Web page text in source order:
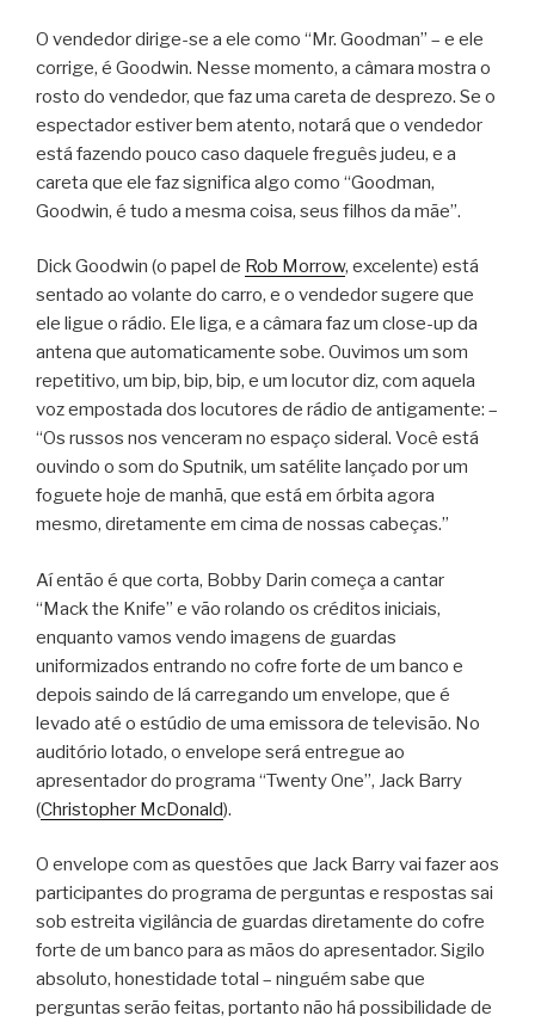
O vendedor dirige-se a ele como “Mr. Goodman” – e ele
corrige, é Goodwin. Nesse momento, a câmara mostra o
rosto do vendedor, que faz uma careta de desprezo. Se o
espectador estiver bem atento, notará que o vendedor
está fazendo pouco caso daquele freguês judeu, e a
careta que ele faz significa algo como “Goodman,
Goodwin, é tudo a mesma coisa, seus filhos da mãe”.
Dick Goodwin (o papel de Rob Morrow, excelente) está
sentado ao volante do carro, e o vendedor sugere que
ele ligue o rádio. Ele liga, e a câmara faz um close-up da
antena que automaticamente sobe. Ouvimos um som
repetitivo, um bip, bip, bip, e um locutor diz, com aquela
voz empostada dos locutores de rádio de antigamente: –
“Os russos nos venceram no espaço sideral. Você está
ouvindo o som do Sputnik, um satélite lançado por um
foguete hoje de manhã, que está em órbita agora
mesmo, diretamente em cima de nossas cabeças.”
Aí então é que corta, Bobby Darin começa a cantar
“Mack the Knife” e vão rolando os créditos iniciais,
enquanto vamos vendo imagens de guardas
uniformizados entrando no cofre forte de um banco e
depois saindo de lá carregando um envelope, que é
levado até o estúdio de uma emissora de televisão. No
auditório lotado, o envelope será entregue ao
apresentador do programa “Twenty One”, Jack Barry
(Christopher McDonald).
O envelope com as questões que Jack Barry vai fazer aos
participantes do programa de perguntas e respostas sai
sob estreita vigilância de guardas diretamente do cofre
forte de um banco para as mãos do apresentador. Sigilo
absoluto, honestidade total – ninguém sabe que
perguntas serão feitas, portanto não há possibilidade de